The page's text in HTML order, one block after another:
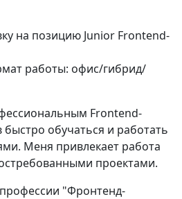
на позицию Junior Frontend-
работы: офис/гибрид/
Frontend-
обучаться и работать
Меня привлекает работа
проектами.
"Фронтенд-